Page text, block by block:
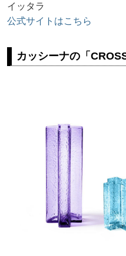
イッタラ
公式サイトはこちら
カッシーナの「CROSS